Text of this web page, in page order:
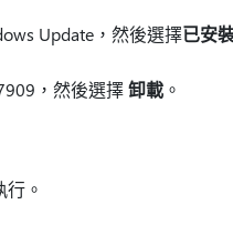
Update，然後選擇已安
，然後選擇卸載。
。